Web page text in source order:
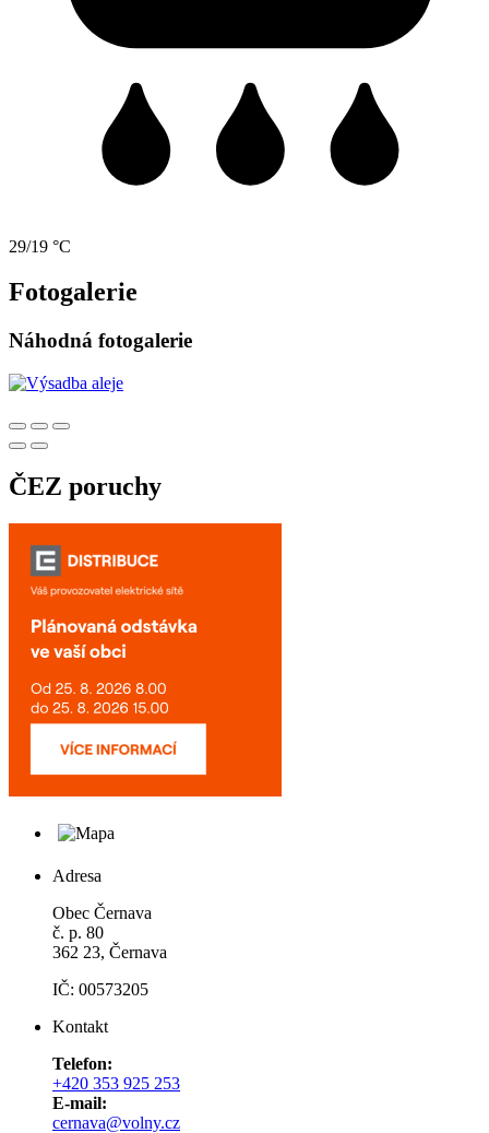
29/19 °C
Fotogalerie
Náhodná fotogalerie
ČEZ poruchy
Adresa
Obec Černava
č. p. 80
362 23, Černava
IČ: 00573205
Kontakt
Telefon:
+420 353 925 253
E-mail:
cernava@volny.cz